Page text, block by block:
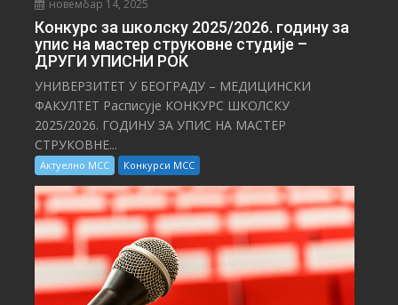
новембар 14, 2025
Конкурс за школску 2025/⁠2026. годину за
упис на мастер струковне студије –
ДРУГИ УПИСНИ РОК
УНИВЕРЗИТЕТ У БЕОГРАДУ – МЕДИЦИНСКИ
ФАКУЛТЕТ Расписује КОНКУРС ШКОЛСКУ
2025/⁠2026. ГОДИНУ ЗА УПИС НА МАСТЕР
СТРУКОВНЕ...
Актуелно МСС Конкурси МСС